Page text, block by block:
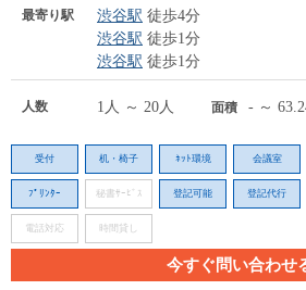
最寄り駅 渋谷駅 徒歩4分
渋谷駅 徒歩1分
渋谷駅 徒歩1分
人数 1人 ～ 20人 面積 - ～
受付 机・椅子 ﾈｯﾄ環境 会議室
ﾌﾟﾘﾝﾀｰ 秘書ｻｰﾋﾞｽ 登記可能 登記代行
電話対応 時間貸し
今すぐ問い合わせ